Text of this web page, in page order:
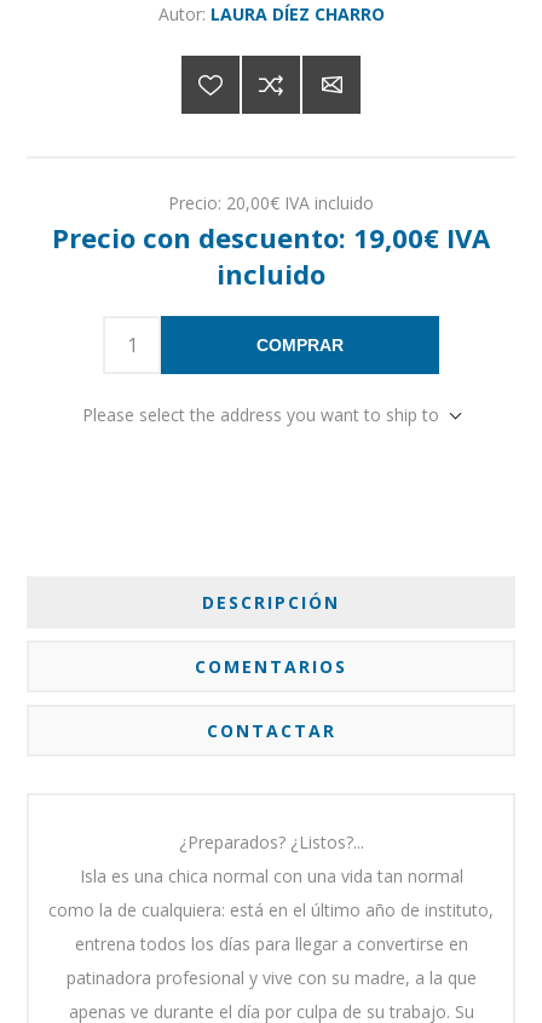
Autor: LAURA DÍEZ CHARRO
Precio: 20,00€ IVA incluido
Precio con descuento: 19,00€ IVA
incluido
COMPRAR
Please select the address you want to ship to
DESCRIPCIÓN
COMENTARIOS
CONTACTAR
¿Preparados? ¿Listos?...
Isla es una chica normal con una vida tan normal
como la de cualquiera: está en el último año de instituto,
entrena todos los días para llegar a convertirse en
patinadora profesional y vive con su madre, a la que
apenas ve durante el día por culpa de su trabajo. Su